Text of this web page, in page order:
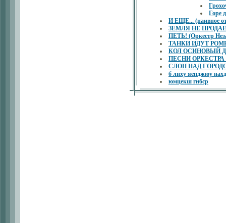
Горе
И ЕЩЕ... (наивное
ЗЕМЛЯ НЕ
ПЕТЬ! (Оркестр
ТАНКИ ИДУТ
КОЛ ОСИНОВЫЙ
ПЕСНИ
СЛОН НАД ГОРОДОМ
б лнху яепджюу
юмцекш гнбср